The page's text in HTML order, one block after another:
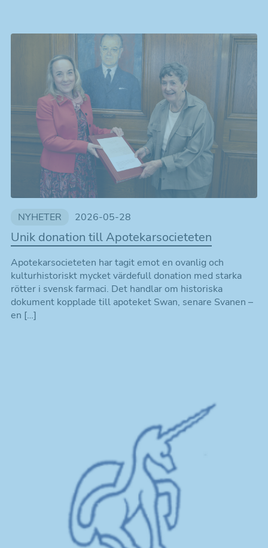
NYHETER 2026-05-28
Unik donation till Apotekarsocieteten
Apotekarsocieteten har tagit emot en ovanlig och
kulturhistoriskt mycket värdefull donation med starka
rötter i svensk farmaci. Det handlar om historiska
dokument kopplade till apoteket Swan, senare Svanen –
en […]